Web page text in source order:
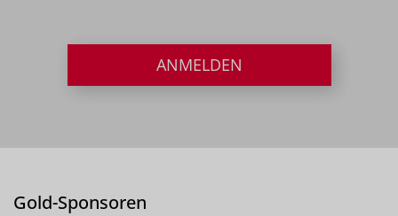
ANMELDEN
Gold-Sponsoren